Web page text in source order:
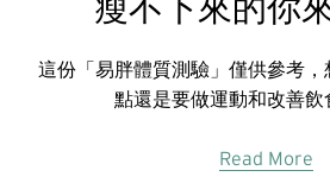
這份「易胖體質測驗」僅供參考
點還是要做運動和改善飲
Read More